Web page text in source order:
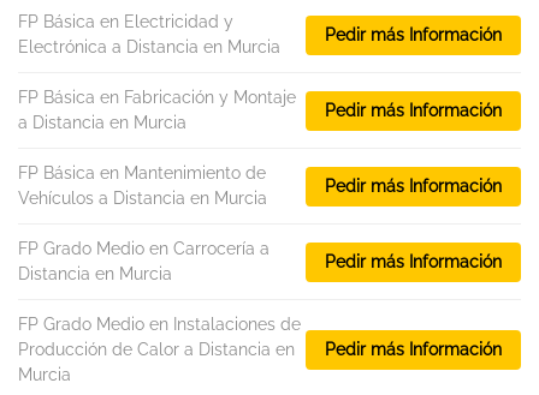
FP Básica en Electricidad y
Electrónica a Distancia en Murcia
Pedir más Información
FP Básica en Fabricación y Montaje
a Distancia en Murcia
Pedir más Información
FP Básica en Mantenimiento de
Vehículos a Distancia en Murcia
Pedir más Información
FP Grado Medio en Carrocería a
Distancia en Murcia
Pedir más Información
FP Grado Medio en Instalaciones de
Producción de Calor a Distancia en
Murcia
Pedir más Información